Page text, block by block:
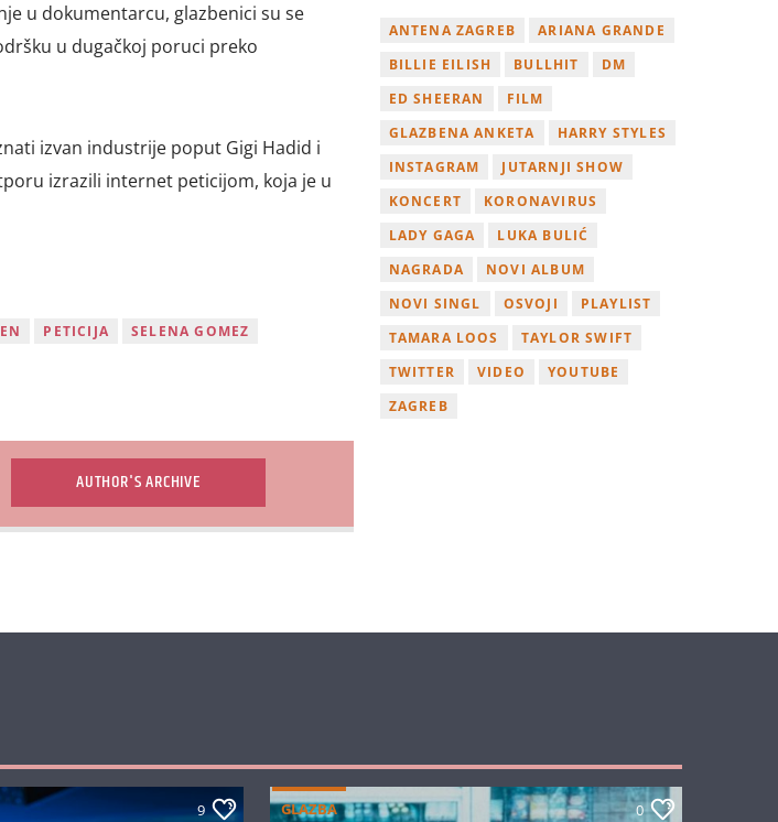
u dokumentarcu, glazbenici su se
u dugačkoj poruci preko
izvan industrije poput Gigi Hadid i
izrazili internet peticijom, koja je u
PETICIJA
SELENA GOMEZ
AUTHOR'S ARCHIVE
ANTENA ZAGREB
ARIANA GRANDE
BILLIE EILISH
BULLHIT
DM
ED SHEERAN
FILM
GLAZBENA ANKETA
HARRY STYLES
INSTAGRAM
JUTARNJI SHOW
KONCERT
KORONAVIRUS
LADY GAGA
LUKA BULIĆ
NAGRADA
NOVI ALBUM
NOVI SINGL
OSVOJI
PLAYLIST
TAMARA LOOS
TAYLOR SWIFT
TWITTER
VIDEO
YOUTUBE
ZAGREB
9 GLAZBA 0